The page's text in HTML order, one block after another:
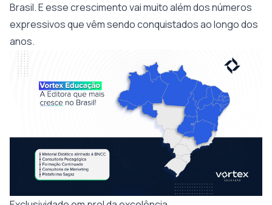
Brasil. E esse crescimento vai muito além dos números
expressivos que vêm sendo conquistados ao longo dos
anos.